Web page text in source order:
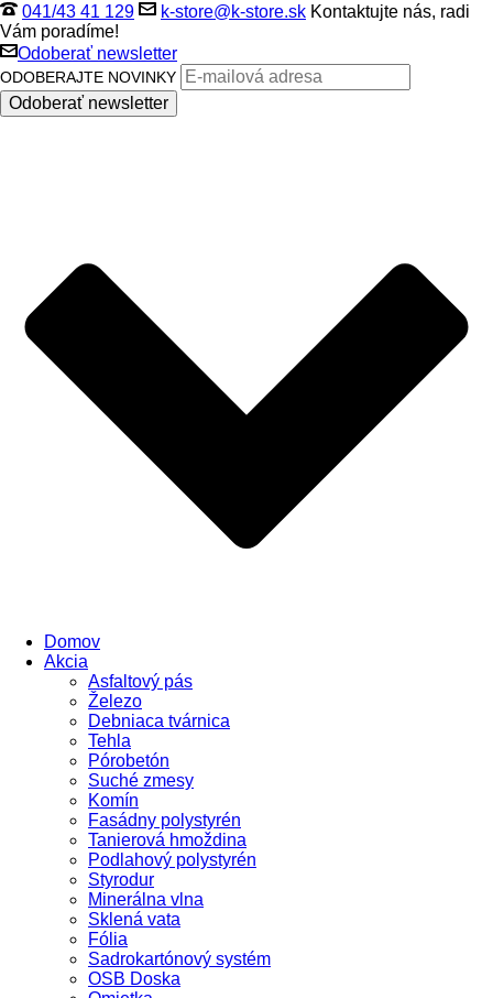
041/43 41 129 k-store@k-store.sk Kontaktujte nás, radi
Vám poradíme!
Odoberať newsletter
ODOBERAJTE NOVINKY
Domov
Akcia
Asfaltový pás
Železo
Debniaca tvárnica
Tehla
Pórobetón
Suché zmesy
Komín
Fasádny polystyrén
Tanierová hmoždina
Podlahový polystyrén
Styrodur
Minerálna vlna
Sklená vata
Fólia
Sadrokartónový systém
OSB Doska